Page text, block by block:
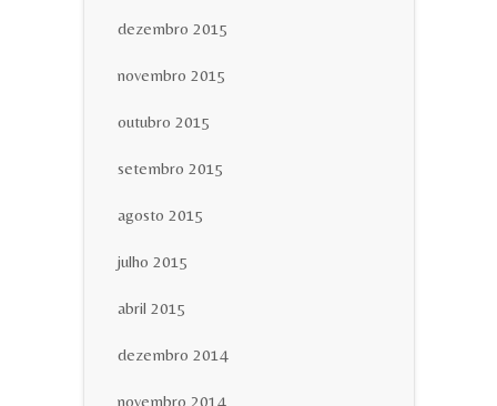
dezembro 2015
novembro 2015
outubro 2015
setembro 2015
agosto 2015
julho 2015
abril 2015
dezembro 2014
novembro 2014